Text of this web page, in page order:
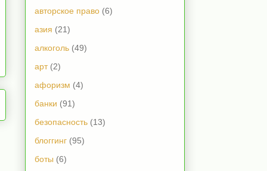
авторское право (6)
азия (21)
алкоголь (49)
арт (2)
афоризм (4)
банки (91)
безопасность (13)
блоггинг (95)
боты (6)